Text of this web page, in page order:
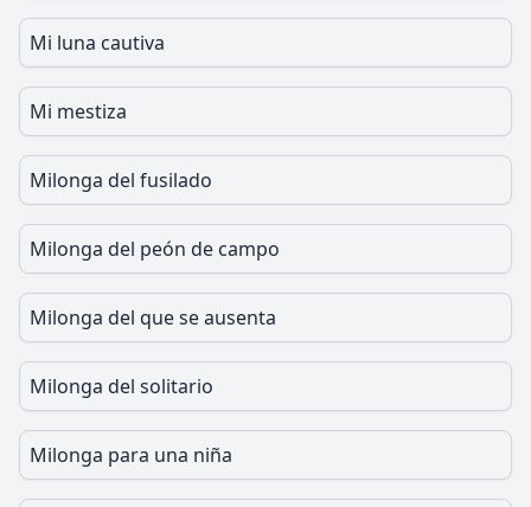
Mi luna cautiva
Mi mestiza
Milonga del fusilado
Milonga del peón de campo
Milonga del que se ausenta
Milonga del solitario
Milonga para una niña